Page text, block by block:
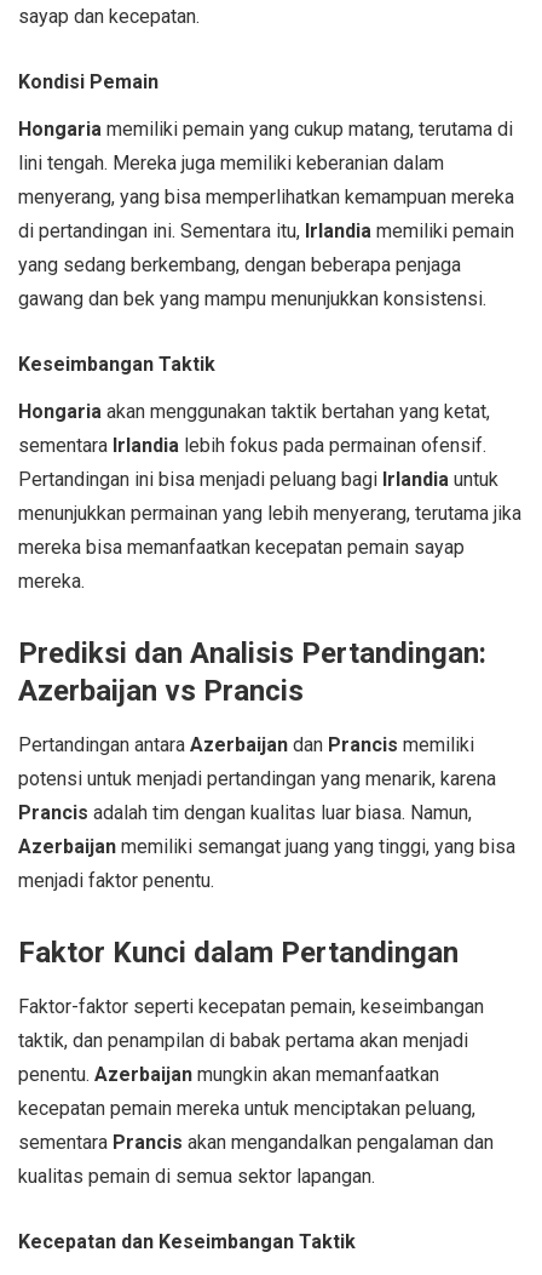
sayap dan kecepatan.
Kondisi Pemain
Hongaria memiliki pemain yang cukup matang, terutama di
lini tengah. Mereka juga memiliki keberanian dalam
menyerang, yang bisa memperlihatkan kemampuan mereka
di pertandingan ini. Sementara itu, Irlandia memiliki pemain
yang sedang berkembang, dengan beberapa penjaga
gawang dan bek yang mampu menunjukkan konsistensi.
Keseimbangan Taktik
Hongaria akan menggunakan taktik bertahan yang ketat,
sementara Irlandia lebih fokus pada permainan ofensif.
Pertandingan ini bisa menjadi peluang bagi Irlandia untuk
menunjukkan permainan yang lebih menyerang, terutama jika
mereka bisa memanfaatkan kecepatan pemain sayap
mereka.
Prediksi dan Analisis Pertandingan:
Azerbaijan vs Prancis
Pertandingan antara Azerbaijan dan Prancis memiliki
potensi untuk menjadi pertandingan yang menarik, karena
Prancis adalah tim dengan kualitas luar biasa. Namun,
Azerbaijan memiliki semangat juang yang tinggi, yang bisa
menjadi faktor penentu.
Faktor Kunci dalam Pertandingan
Faktor-faktor seperti kecepatan pemain, keseimbangan
taktik, dan penampilan di babak pertama akan menjadi
penentu. Azerbaijan mungkin akan memanfaatkan
kecepatan pemain mereka untuk menciptakan peluang,
sementara Prancis akan mengandalkan pengalaman dan
kualitas pemain di semua sektor lapangan.
Kecepatan dan Keseimbangan Taktik